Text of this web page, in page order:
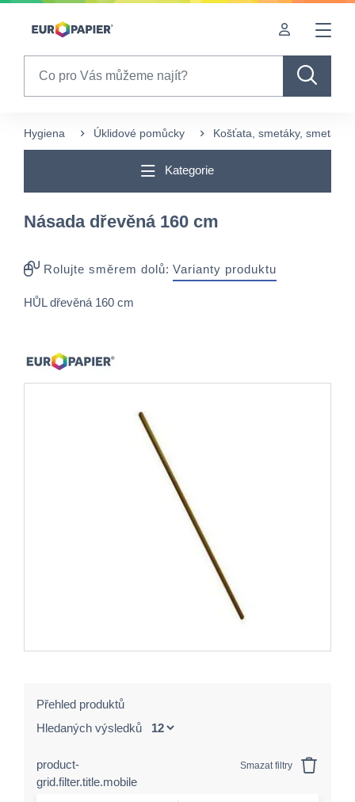
Table Of Content
Hygiena Úklidové pomůcky Košťata, smetáky,
Kategorie
Násada dřevěná 160 cm
Rolujte směrem dolů: Varianty produktu
HŮL dřevěná 160 cm
Přehled produktů
Hledaných výsledků
product-
grid.filter.title.mobile
Smazat filtry